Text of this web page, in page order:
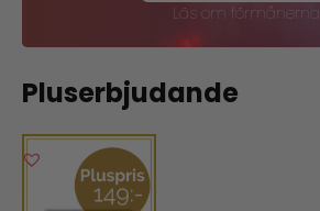
Läs om förmånerna
Pluserbjudande